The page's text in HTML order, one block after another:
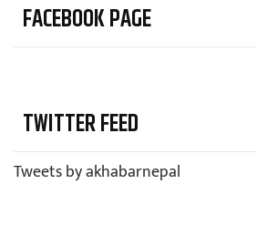
FACEBOOK PAGE
TWITTER FEED
Tweets by akhabarnepal